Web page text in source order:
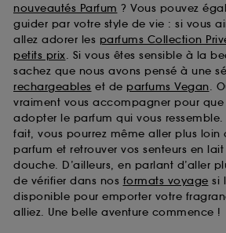
nouveautés Parfum ? Vous pouvez
guider par votre style de vie : si vous
allez adorer les parfums Collection
petits prix. Si vous êtes sensible à la
sachez que nous avons pensé à une
rechargeables et de parfums Vegan.
vraiment vous accompagner pour que
adopter le parfum qui vous ressemble.
fait, vous pourrez même aller plus loin
parfum et retrouver vos senteurs en
douche. D’ailleurs, en parlant d’aller
de vérifier dans nos formats voyage si
disponible pour emporter votre
alliez. Une belle aventure commence !